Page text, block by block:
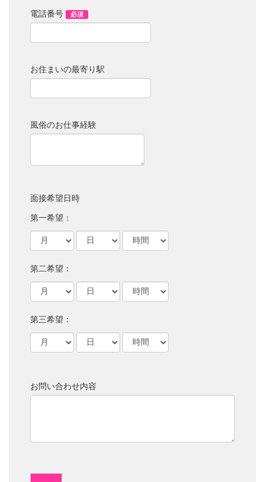
電話番号 必須
お住まいの最寄り駅
風俗のお仕事経験
面接希望日時
第一希望：
第二希望：
第三希望：
お問い合わせ内容